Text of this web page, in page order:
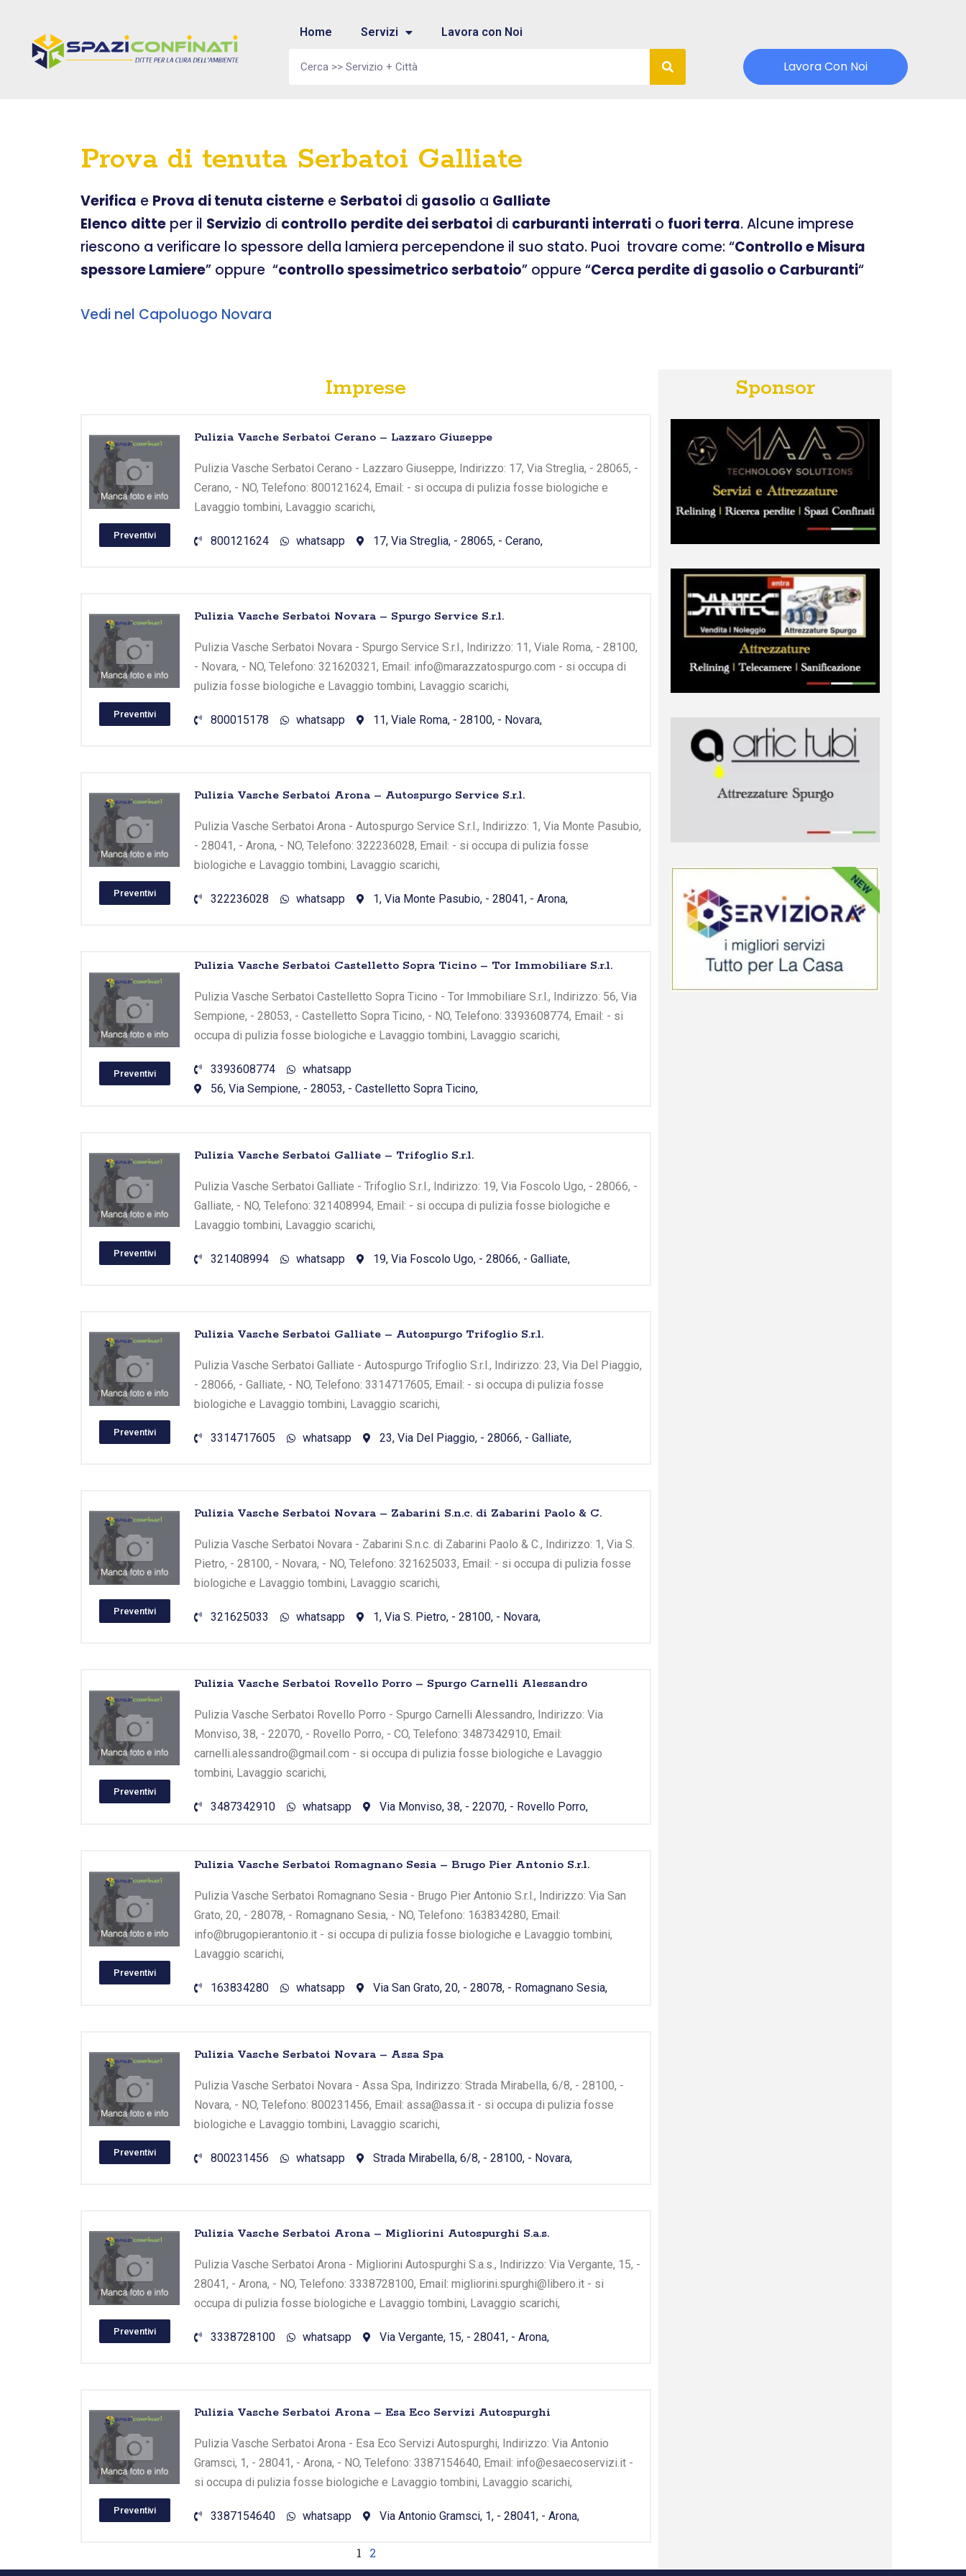
Home Servizi Lavora con Noi
Lavora Con Noi
Prova di tenuta Serbatoi Galliate
Verifica e Prova di tenuta cisterne e Serbatoi di gasolio a Galliate
Elenco ditte per il Servizio di controllo perdite dei serbatoi di carburanti interrati o fuori terra. Alcune imprese
riescono a verificare lo spessore della lamiera percependone il suo stato. Puoi trovare come: “Controllo e Misura
spessore Lamiere” oppure “controllo spessimetrico serbatoio” oppure “Cerca perdite di gasolio o Carburanti“
Vedi nel Capoluogo Novara
Imprese
Preventivi
Pulizia Vasche Serbatoi Cerano – Lazzaro Giuseppe
Pulizia Vasche Serbatoi Cerano - Lazzaro Giuseppe, Indirizzo: 17, Via Streglia, - 28065, -
Cerano, - NO, Telefono: 800121624, Email: - si occupa di pulizia fosse biologiche e
Lavaggio tombini, Lavaggio scarichi,
800121624 whatsapp 17, Via Streglia, - 28065, - Cerano,
Preventivi
Pulizia Vasche Serbatoi Novara – Spurgo Service S.r.l.
Pulizia Vasche Serbatoi Novara - Spurgo Service S.r.l., Indirizzo: 11, Viale Roma, - 28100,
- Novara, - NO, Telefono: 321620321, Email: info@marazzatospurgo.com - si occupa di
pulizia fosse biologiche e Lavaggio tombini, Lavaggio scarichi,
800015178 whatsapp 11, Viale Roma, - 28100, - Novara,
Preventivi
Pulizia Vasche Serbatoi Arona – Autospurgo Service S.r.l.
Pulizia Vasche Serbatoi Arona - Autospurgo Service S.r.l., Indirizzo: 1, Via Monte Pasubio,
- 28041, - Arona, - NO, Telefono: 322236028, Email: - si occupa di pulizia fosse
biologiche e Lavaggio tombini, Lavaggio scarichi,
322236028 whatsapp 1, Via Monte Pasubio, - 28041, - Arona,
Preventivi
Pulizia Vasche Serbatoi Castelletto Sopra Ticino – Tor Immobiliare S.r.l.
Pulizia Vasche Serbatoi Castelletto Sopra Ticino - Tor Immobiliare S.r.l., Indirizzo: 56, Via
Sempione, - 28053, - Castelletto Sopra Ticino, - NO, Telefono: 3393608774, Email: - si
occupa di pulizia fosse biologiche e Lavaggio tombini, Lavaggio scarichi,
3393608774
whatsapp
56, Via Sempione, - 28053, - Castelletto Sopra Ticino,
Preventivi
Pulizia Vasche Serbatoi Galliate – Trifoglio S.r.l.
Pulizia Vasche Serbatoi Galliate - Trifoglio S.r.l., Indirizzo: 19, Via Foscolo Ugo, - 28066, -
Galliate, - NO, Telefono: 321408994, Email: - si occupa di pulizia fosse biologiche e
Lavaggio tombini, Lavaggio scarichi,
321408994 whatsapp 19, Via Foscolo Ugo, - 28066, - Galliate,
Preventivi
Pulizia Vasche Serbatoi Galliate – Autospurgo Trifoglio S.r.l.
Pulizia Vasche Serbatoi Galliate - Autospurgo Trifoglio S.r.l., Indirizzo: 23, Via Del Piaggio,
- 28066, - Galliate, - NO, Telefono: 3314717605, Email: - si occupa di pulizia fosse
biologiche e Lavaggio tombini, Lavaggio scarichi,
3314717605 whatsapp 23, Via Del Piaggio, - 28066, - Galliate,
Preventivi
Pulizia Vasche Serbatoi Novara – Zabarini S.n.c. di Zabarini Paolo & C.
Pulizia Vasche Serbatoi Novara - Zabarini S.n.c. di Zabarini Paolo & C., Indirizzo: 1, Via S.
Pietro, - 28100, - Novara, - NO, Telefono: 321625033, Email: - si occupa di pulizia fosse
biologiche e Lavaggio tombini, Lavaggio scarichi,
321625033 whatsapp 1, Via S. Pietro, - 28100, - Novara,
Preventivi
Pulizia Vasche Serbatoi Rovello Porro – Spurgo Carnelli Alessandro
Pulizia Vasche Serbatoi Rovello Porro - Spurgo Carnelli Alessandro, Indirizzo: Via
Monviso, 38, - 22070, - Rovello Porro, - CO, Telefono: 3487342910, Email:
carnelli.alessandro@gmail.com - si occupa di pulizia fosse biologiche e Lavaggio
tombini, Lavaggio scarichi,
3487342910 whatsapp Via Monviso, 38, - 22070, - Rovello Porro,
Preventivi
Pulizia Vasche Serbatoi Romagnano Sesia – Brugo Pier Antonio S.r.l.
Pulizia Vasche Serbatoi Romagnano Sesia - Brugo Pier Antonio S.r.l., Indirizzo: Via San
Grato, 20, - 28078, - Romagnano Sesia, - NO, Telefono: 163834280, Email:
info@brugopierantonio.it - si occupa di pulizia fosse biologiche e Lavaggio tombini,
Lavaggio scarichi,
163834280 whatsapp Via San Grato, 20, - 28078, - Romagnano Sesia,
Preventivi
Pulizia Vasche Serbatoi Novara – Assa Spa
Pulizia Vasche Serbatoi Novara - Assa Spa, Indirizzo: Strada Mirabella, 6/8, - 28100, -
Novara, - NO, Telefono: 800231456, Email: assa@assa.it - si occupa di pulizia fosse
biologiche e Lavaggio tombini, Lavaggio scarichi,
800231456 whatsapp Strada Mirabella, 6/8, - 28100, - Novara,
Preventivi
Pulizia Vasche Serbatoi Arona – Migliorini Autospurghi S.a.s.
Pulizia Vasche Serbatoi Arona - Migliorini Autospurghi S.a.s., Indirizzo: Via Vergante, 15, -
28041, - Arona, - NO, Telefono: 3338728100, Email: migliorini.spurghi@libero.it - si
occupa di pulizia fosse biologiche e Lavaggio tombini, Lavaggio scarichi,
3338728100 whatsapp Via Vergante, 15, - 28041, - Arona,
Preventivi
Pulizia Vasche Serbatoi Arona – Esa Eco Servizi Autospurghi
Pulizia Vasche Serbatoi Arona - Esa Eco Servizi Autospurghi, Indirizzo: Via Antonio
Gramsci, 1, - 28041, - Arona, - NO, Telefono: 3387154640, Email: info@esaecoservizi.it -
si occupa di pulizia fosse biologiche e Lavaggio tombini, Lavaggio scarichi,
3387154640 whatsapp Via Antonio Gramsci, 1, - 28041, - Arona,
1 2
Sponsor